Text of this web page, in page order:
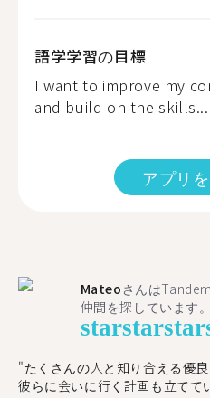
語学学習の目標
I want to improve my
and build on the skills...
アプリ
Mateo さんは
仲間を探しています。
starstarstar
"たくさんの人と知り合える優
彼らに会いに行く計画も立て